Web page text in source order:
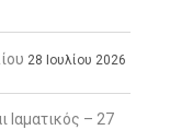
28 Ιουλίου 2026
Ιαματικός – 27